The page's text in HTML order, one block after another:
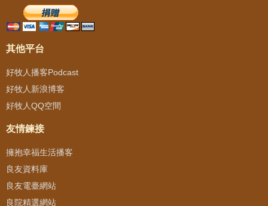
其他平台
好牧人播客Podcast
好牧人新浪博客
好牧人QQ空間
友情鍊接
擁抱幸福生活播客
良友資料庫
良友電臺網站
良院精選網站